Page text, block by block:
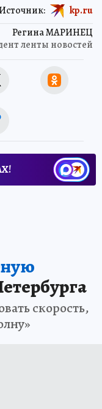
Регина МАРИНЕЦ
ленты новостей
kp.ru
скорость,